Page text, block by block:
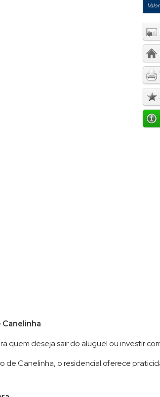
deseja sair do aluguel ou investir
de Canelinha, o residencial oferece